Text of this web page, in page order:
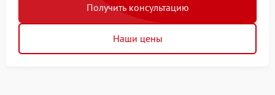
Получить консультацию
Наши цены